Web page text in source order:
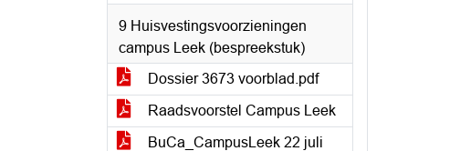
9 Huisvestingsvoorzieningen
campus Leek (bespreekstuk)
Dossier 3673 voorblad.pdf
Raadsvoorstel Campus Leek
BuCa_CampusLeek 22 juli